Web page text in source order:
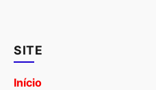
SITE
Início